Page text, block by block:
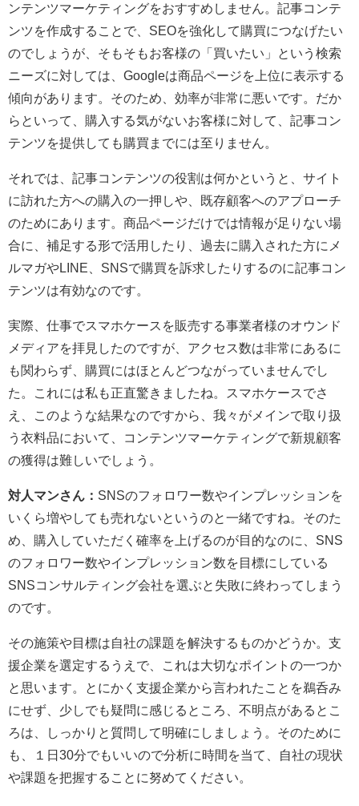
ンテンツマーケティングをおすすめしません。記事コンテ
ンツを作成することで、SEOを強化して購買につなげたい
のでしょうが、そもそもお客様の「買いたい」という検索
ニーズに対しては、Googleは商品ページを上位に表示する
傾向があります。そのため、効率が非常に悪いです。だか
らといって、購入する気がないお客様に対して、記事コン
テンツを提供しても購買までには至りません。
それでは、記事コンテンツの役割は何かというと、サイト
に訪れた方への購入の一押しや、既存顧客へのアプローチ
のためにあります。商品ページだけでは情報が足りない場
合に、補足する形で活用したり、過去に購入された方にメ
ルマガやLINE、SNSで購買を訴求したりするのに記事コン
テンツは有効なのです。
実際、仕事でスマホケースを販売する事業者様のオウンド
メディアを拝見したのですが、アクセス数は非常にあるに
も関わらず、購買にはほとんどつながっていませんでし
た。これには私も正直驚きましたね。スマホケースでさ
え、このような結果なのですから、我々がメインで取り扱
う衣料品において、コンテンツマーケティングで新規顧客
の獲得は難しいでしょう。
対人マンさん： SNSのフォロワー数やインプレッションを
いくら増やしても売れないというのと一緒ですね。そのた
め、購入していただく確率を上げるのが目的なのに、SNS
のフォロワー数やインプレッション数を目標にしている
SNSコンサルティング会社を選ぶと失敗に終わってしまう
のです。
その施策や目標は自社の課題を解決するものかどうか。支
援企業を選定するうえで、これは大切なポイントの一つか
と思います。とにかく支援企業から言われたことを鵜呑み
にせず、少しでも疑問に感じるところ、不明点があるとこ
ろは、しっかりと質問して明確にしましょう。そのために
も、１日30分でもいいので分析に時間を当て、自社の現状
や課題を把握することに努めてください。